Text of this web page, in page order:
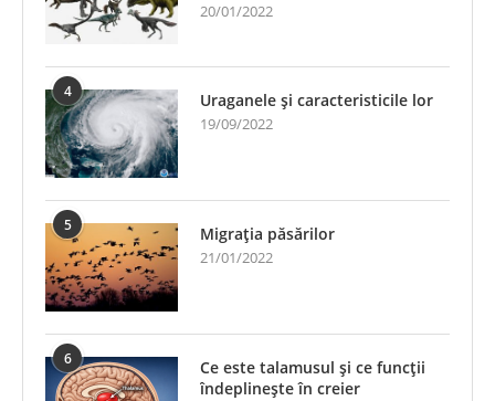
20/01/2022
4 Uraganele și caracteristicile lor
19/09/2022
5 Migrația păsărilor
21/01/2022
6
Ce este talamusul și ce funcții
îndeplinește în creier